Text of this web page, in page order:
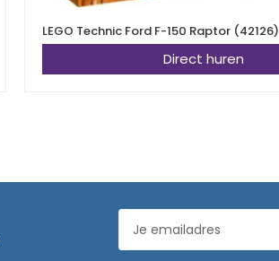
LEGO Technic Ford F-150 Raptor (42126)
Direct huren